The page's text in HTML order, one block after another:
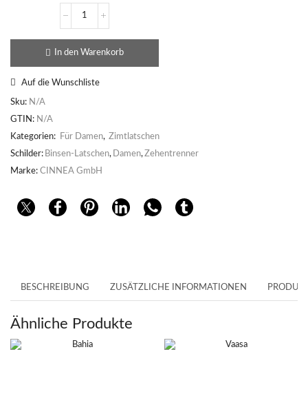
In den Warenkorb
Auf die Wunschliste
Sku: N/A
GTIN: N/A
Kategorien:
Für Damen, Zimtlatschen
Schilder: Binsen-Latschen, Damen,Zehentrenner
Marke: CINNEA GmbH
BESCHREIBUNG ZUSÄTZLICHE INFORMATIONEN
Ähnliche Produkte